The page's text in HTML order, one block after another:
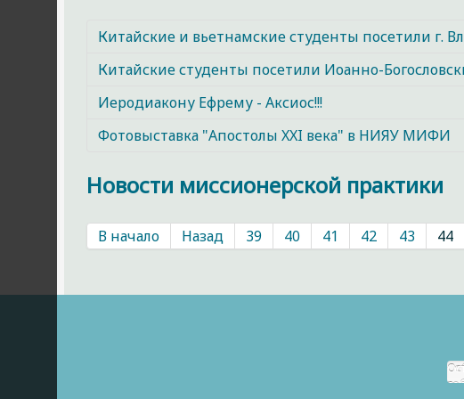
Китайские и вьетнамские студенты посетили г.
Китайские студенты посетили Иоанно-
Иеродиакону Ефрему - Аксиос!!!
Фотовыставка "Апостолы XXI века" в НИЯУ МИФИ
Новости миссионерской практики
В начало Назад 39 40 41 42 43 44
р.